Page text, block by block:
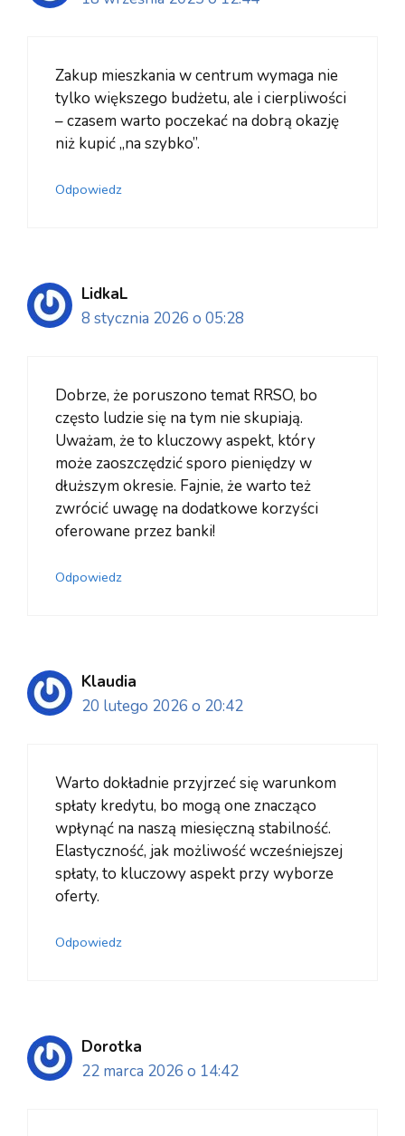
Zakup mieszkania w centrum wymaga nie
tylko większego budżetu, ale i cierpliwości
– czasem warto poczekać na dobrą okazję
niż kupić „na szybko”.
Odpowiedz
LidkaL
8 stycznia 2026 o 05:28
Dobrze, że poruszono temat RRSO, bo
często ludzie się na tym nie skupiają.
Uważam, że to kluczowy aspekt, który
może zaoszczędzić sporo pieniędzy w
dłuższym okresie. Fajnie, że warto też
zwrócić uwagę na dodatkowe korzyści
oferowane przez banki!
Odpowiedz
Klaudia
20 lutego 2026 o 20:42
Warto dokładnie przyjrzeć się warunkom
spłaty kredytu, bo mogą one znacząco
wpłynąć na naszą miesięczną stabilność.
Elastyczność, jak możliwość wcześniejszej
spłaty, to kluczowy aspekt przy wyborze
oferty.
Odpowiedz
Dorotka
22 marca 2026 o 14:42